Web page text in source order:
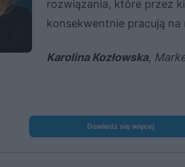
rozwiązania, które przez
konsekwentnie pracują
Karolina Kozłowska,
Dowiedz się więcej